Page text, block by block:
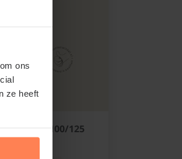
ons
ze heeft
hibernica 100/125